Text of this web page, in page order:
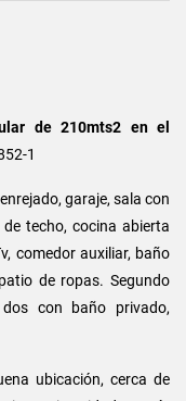
de 210mts2 en el
1
garaje, sala con
techo, cocina abierta
comedor auxiliar, baño
de ropas. Segundo
con baño privado,
ubicación, cerca de